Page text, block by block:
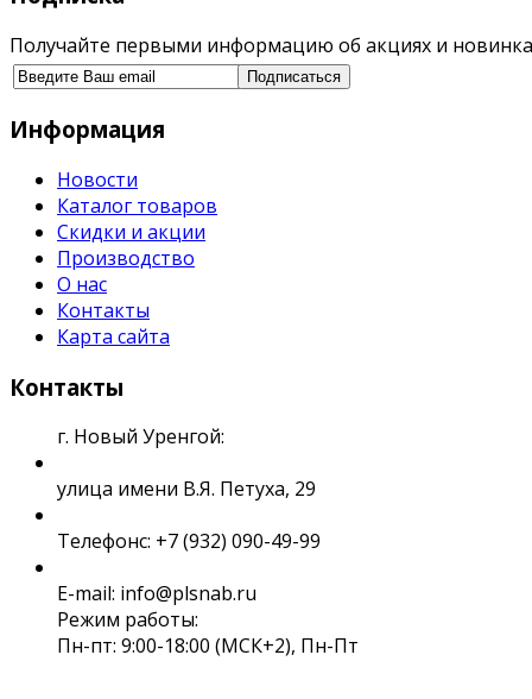
Получайте первыми информацию об акциях и
Информация
Новости
Каталог товаров
Скидки и акции
Производство
О нас
Контакты
Карта сайта
Контакты
г. Новый Уренгой:
улица имени В.Я. Петуха, 29
Телефонс: +7 (932) 090-49-99
E-mail: info@plsnab.ru
Режим работы:
Пн-пт: 9:00-18:00 (МСК+2), Пн-Пт